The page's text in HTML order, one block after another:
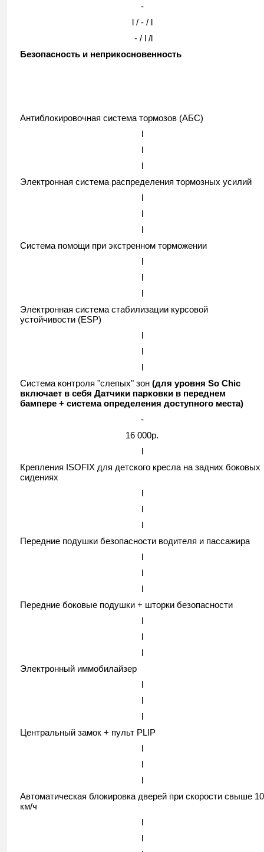
-
l / - / l
- / l /l
Безопасность и неприкосновенность
Антиблокировочная система тормозов (АБС)
l
l
l
Электронная система распределения тормозных усилий
l
l
l
Система помощи при экстренном торможении
l
l
l
Электронная система стабилизации курсовой
устойчивости (ESP)
l
l
l
Система контроля "слепых" зон (для уровня So Chic
включает в себя Датчики парковки в переднем
бампере + система определения доступного места)
-
16 000р.
l
Крепления ISOFIX для детского кресла на задних боковых
сидениях
l
l
l
Передние подушки безопасности водителя и пассажира
l
l
l
Передние боковые подушки + шторки безопасности
l
l
l
Электронный иммобилайзер
l
l
l
Центральный замок + пульт PLIP
l
l
l
Автоматическая блокировка дверей при скорости свыше 10
км/ч
l
l